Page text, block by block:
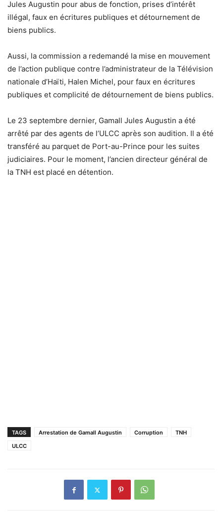
Jules Augustin pour abus de fonction, prises d’intérêt
illégal, faux en écritures publiques et détournement de
biens publics.
Aussi, la commission a redemandé la mise en mouvement
de l’action publique contre l’administrateur de la Télévision
nationale d’Haïti, Halen Michel, pour faux en écritures
publiques et complicité de détournement de biens publics.
Le 23 septembre dernier, Gamall Jules Augustin a été
arrêté par des agents de l’ULCC après son audition. Il a été
transféré au parquet de Port-au-Prince pour les suites
judiciaires. Pour le moment, l’ancien directeur général de
la TNH est placé en détention.
TAGS Arrestation de Gamall Augustin Corruption
TNH
ULCC